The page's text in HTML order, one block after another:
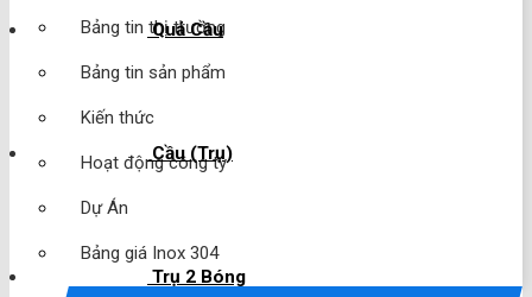
Bảng tin thị trường
Bảng tin sản phẩm
Kiến thức
Hoạt động công ty
Dự Án
Bảng giá Inox 304
Quả Cầu
Cầu (Trụ)
Trụ 2 Bóng